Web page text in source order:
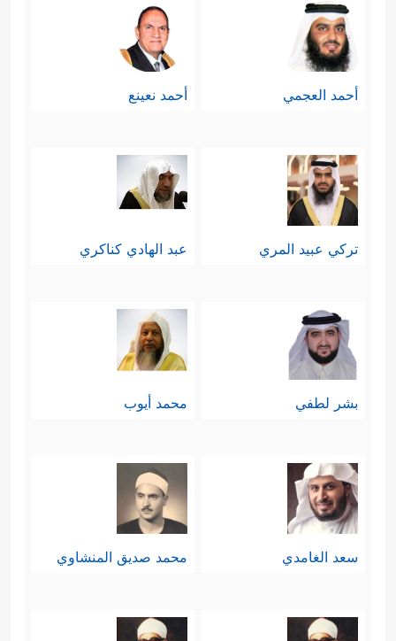
أحمد العجمي أحمد نعينع
تركي عبيد المري عبد الهادي كناكري
بشر لطفي محمد أيوب
سعد الغامدي محمد صديق المنشاوي